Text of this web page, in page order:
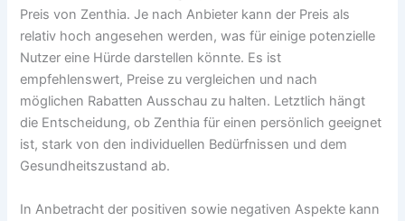
Preis von Zenthia. Je nach Anbieter kann der Preis als
relativ hoch angesehen werden, was für einige potenzielle
Nutzer eine Hürde darstellen könnte. Es ist
empfehlenswert, Preise zu vergleichen und nach
möglichen Rabatten Ausschau zu halten. Letztlich hängt
die Entscheidung, ob Zenthia für einen persönlich geeignet
ist, stark von den individuellen Bedürfnissen und dem
Gesundheitszustand ab.
In Anbetracht der positiven sowie negativen Aspekte kann